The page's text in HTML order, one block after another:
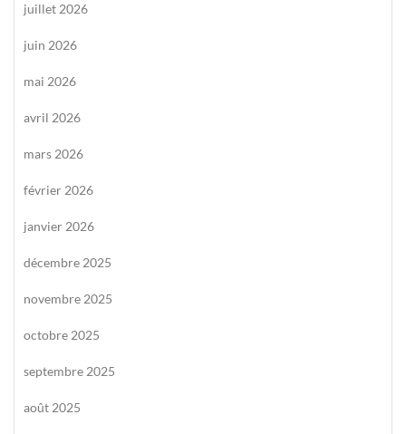
juillet 2026
juin 2026
mai 2026
avril 2026
mars 2026
février 2026
janvier 2026
décembre 2025
novembre 2025
octobre 2025
septembre 2025
août 2025